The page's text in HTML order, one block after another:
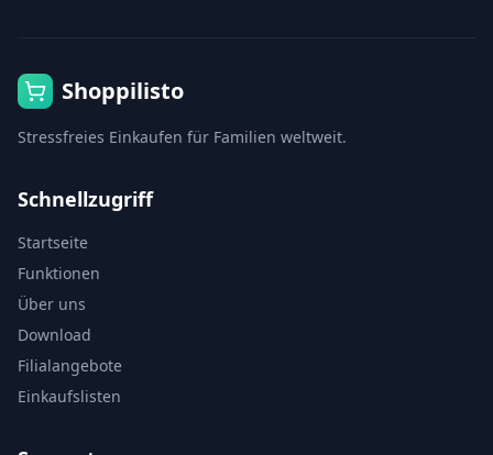
Shoppilisto
Stressfreies Einkaufen für Familien weltweit.
Schnellzugriff
Startseite
Funktionen
Über uns
Download
Filialangebote
Einkaufslisten